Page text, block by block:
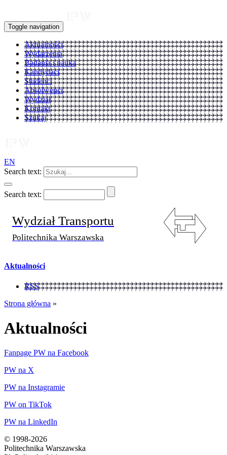
Toggle navigation
Aktualności
Wydarzenia
Badania i nauka
Kandydaci
Studenci
Absolwenci
Wydział
Kontakt
Szukaj
EN
Search text:
Search text:
Wydział Transportu
Politechnika Warszawska
Aktualności
RSS
Strona główna »
Aktualności
Fanpage PW na Facebook
PW na X
PW na Instagramie
PW on TikTok
PW na LinkedIn
© 1998-2026
Politechnika Warszawska